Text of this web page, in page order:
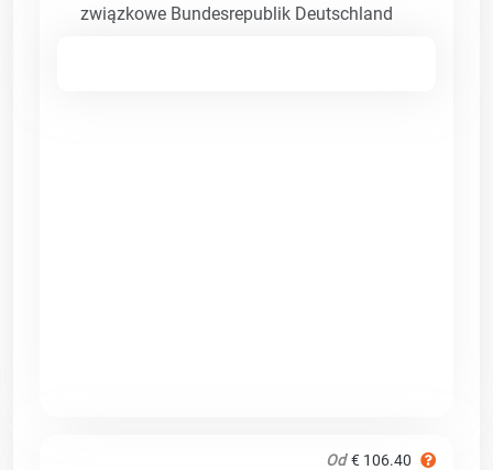
związkowe Bundesrepublik Deutschland
Od € 106.40